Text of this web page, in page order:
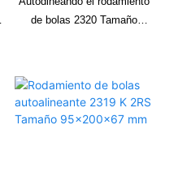
de bolas 2320 Tamaño